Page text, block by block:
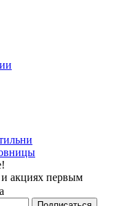
и акциях первым